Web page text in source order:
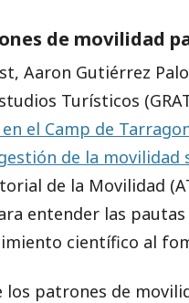
de movilidad
Aaron Gutiérrez
Turísticos
el Camp de
de la movilidad
de la Movilidad
entender las
científico al
patrones de